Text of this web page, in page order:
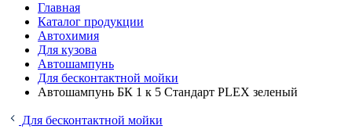
Главная
Каталог продукции
Автохимия
Для кузова
Автошампунь
Для бесконтактной мойки
Автошампунь БК 1 к 5 Стандарт PLEX зеленый
Для бесконтактной мойки